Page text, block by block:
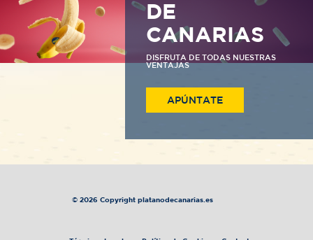
DE
CANARIAS
DISFRUTA DE TODAS NUESTRAS
VENTAJAS
APÚNTATE
© 2026 Copyright platanodecanarias.es